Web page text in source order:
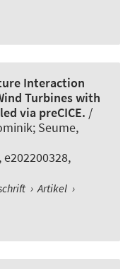
Interaction
Turbines with
via preCICE. /
Seume,
e202200328,
› Artikel ›